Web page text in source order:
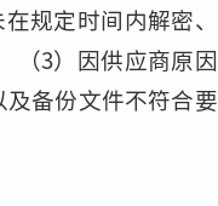
规定时间内解密、
（3）因供应商原因
备份文件不符合要